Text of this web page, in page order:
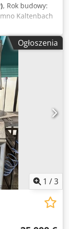
, Rok budowy:
Kaltenbach
KKS 400 H Ø
Prędkość
0 -
tyłu: 1 550
Uz Iepfx
120 mm
x 20 mm
Zakres
- 0°
mm Waga:
Wysyłka
do
Ogłoszenia
1 /3